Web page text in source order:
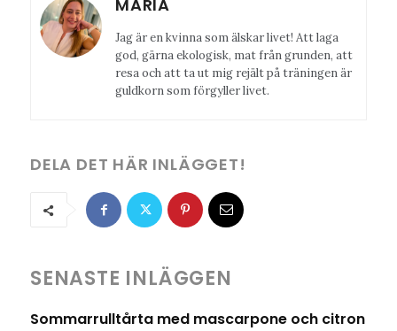
MARIA
Jag är en kvinna som älskar livet! Att laga
god, gärna ekologisk, mat från grunden, att
resa och att ta ut mig rejält på träningen är
guldkorn som förgyller livet.
DELA DET HÄR INLÄGGET!
SENASTE INLÄGGEN
Sommarrulltårta med mascarpone och citron